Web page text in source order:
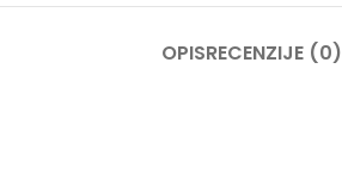
OPISRECENZIJE (0)